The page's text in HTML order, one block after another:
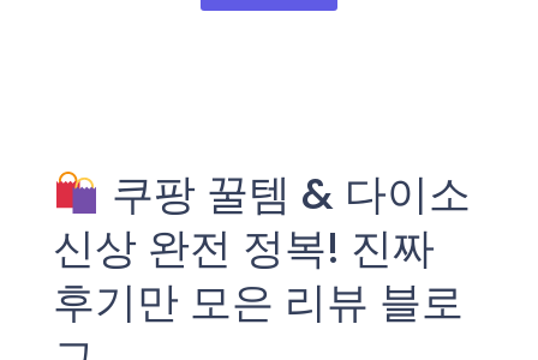
쿠팡 꿀템 & 다이소
신상 완전 정복! 진짜
후기만 모은 리뷰 블로